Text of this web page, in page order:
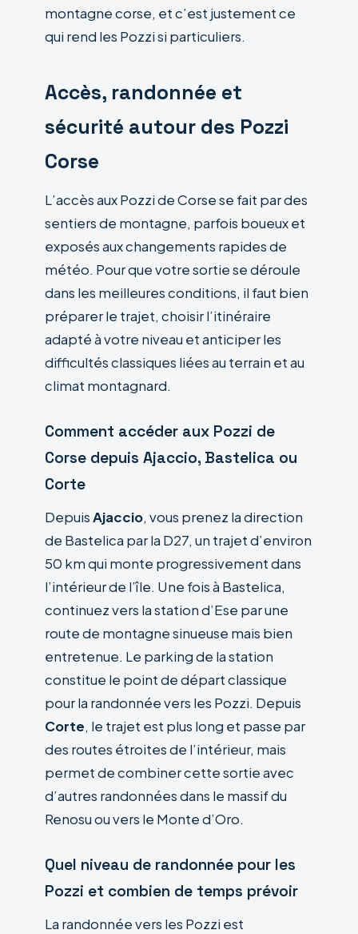
montagne corse, et c’est justement ce
qui rend les Pozzi si particuliers.
Accès, randonnée et
sécurité autour des Pozzi
Corse
L’accès aux Pozzi de Corse se fait par des
sentiers de montagne, parfois boueux et
exposés aux changements rapides de
météo. Pour que votre sortie se déroule
dans les meilleures conditions, il faut bien
préparer le trajet, choisir l’itinéraire
adapté à votre niveau et anticiper les
difficultés classiques liées au terrain et au
climat montagnard.
Comment accéder aux Pozzi de
Corse depuis Ajaccio, Bastelica ou
Corte
DepuisAjaccio, vous prenez la direction
de Bastelica par la D27, un trajet d’environ
50 km qui monte progressivement dans
l’intérieur de l’île. Une fois à Bastelica,
continuez vers la station d’Ese par une
route de montagne sinueuse mais bien
entretenue. Le parking de la station
constitue le point de départ classique
pour la randonnée vers les Pozzi. Depuis
Corte, le trajet est plus long et passe par
des routes étroites de l’intérieur, mais
permet de combiner cette sortie avec
d’autres randonnées dans le massif du
Renosu ou vers le Monte d’Oro.
Quel niveau de randonnée pour les
Pozzi et combien de temps prévoir
La randonnée vers les Pozzi est